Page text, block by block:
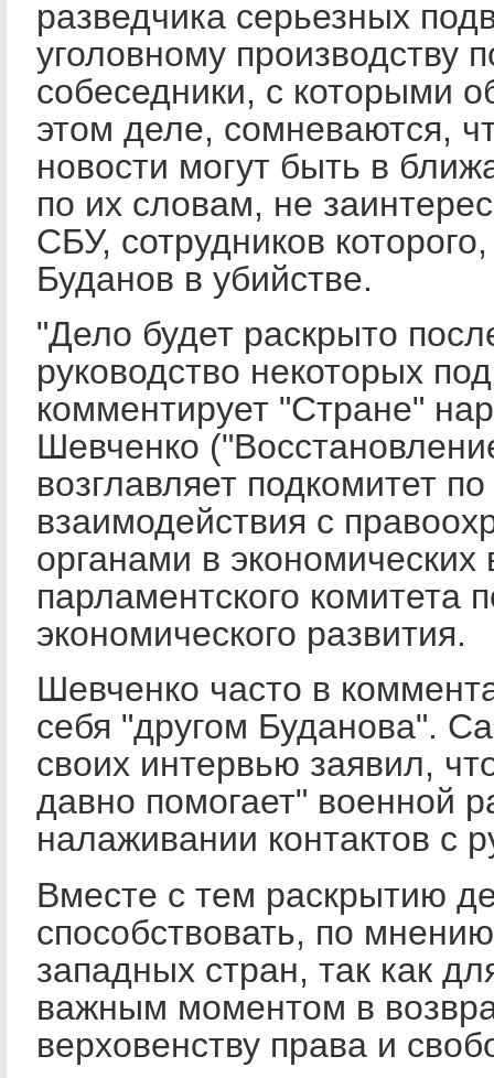
разведчика серьезных
уголовному производству
собеседники, с которыми
этом деле, сомневаются,
новости могут быть в
по их словам, не
СБУ, сотрудников
Буданов в убийстве.
"Дело будет раскрыто
руководство некоторых
комментирует "Стране"
Шевченко
возглавляет подкомитет
взаимодействия с
органами в экономических
парламентского комитета
экономического развития.
Шевченко часто в
себя "другом Буданова".
своих интервью заявил,
давно помогает" военной
налаживании контактов с
Вместе с тем раскрытию
способствовать, по
западных стран, так как
важным моментом в
верховенству права и